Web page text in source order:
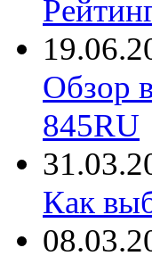
Обзор
845RU
Как